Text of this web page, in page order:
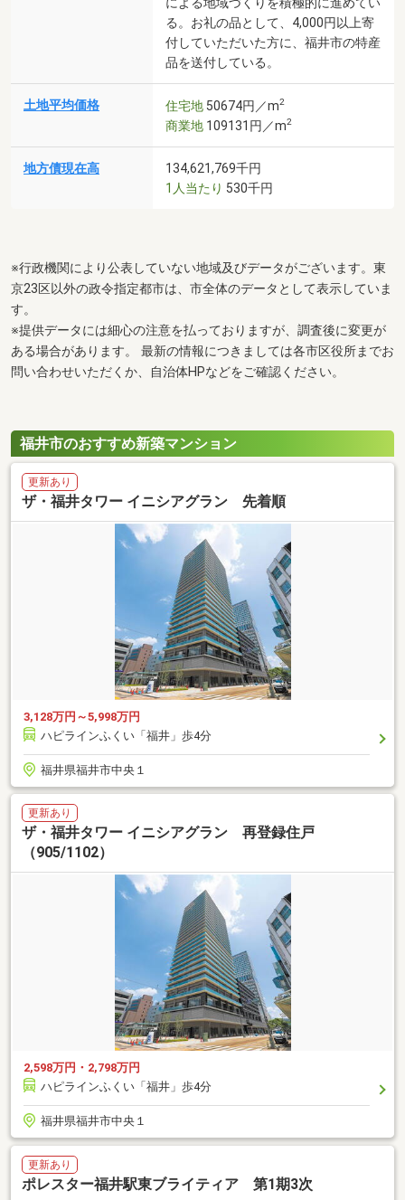
る。お礼の品として、4,000円以上寄
付していただいた方に、福井市の特産
品を送付している。
土地平均価格 住宅地 50674円／m2
商業地 109131円／m2
地方債現在高
134,621,769千円
1人当たり 530千円
※行政機関により公表していない地域及びデータがございます。東
京23区以外の政令指定都市は、市全体のデータとして表示していま
す。
※提供データには細心の注意を払っておりますが、調査後に変更が
ある場合があります。 最新の情報につきましては各市区役所までお
問い合わせいただくか、自治体HPなどをご確認ください。
福井市のおすすめ新築マンション
更新あり
ザ・福井タワー イニシアグラン 先着順
3,128万円～5,998万円
ハピラインふくい「福井」歩4分
福井県福井市中央１
更新あり
ザ・福井タワー イニシアグラン 再登録住戸
（905/1102）
2,598万円・2,798万円
ハピラインふくい「福井」歩4分
福井県福井市中央１
更新あり
ポレスター福井駅東ブライティア 第1期3次